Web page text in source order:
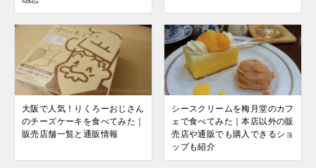
大阪で人気！りくろーおじさん
のチーズケーキを食べてみた｜
販売店舗一覧と通販情報
シースクリームを梅月堂のカフ
ェで食べてみた｜本店以外の販
売店や通販でも購入できるショ
ップも紹介